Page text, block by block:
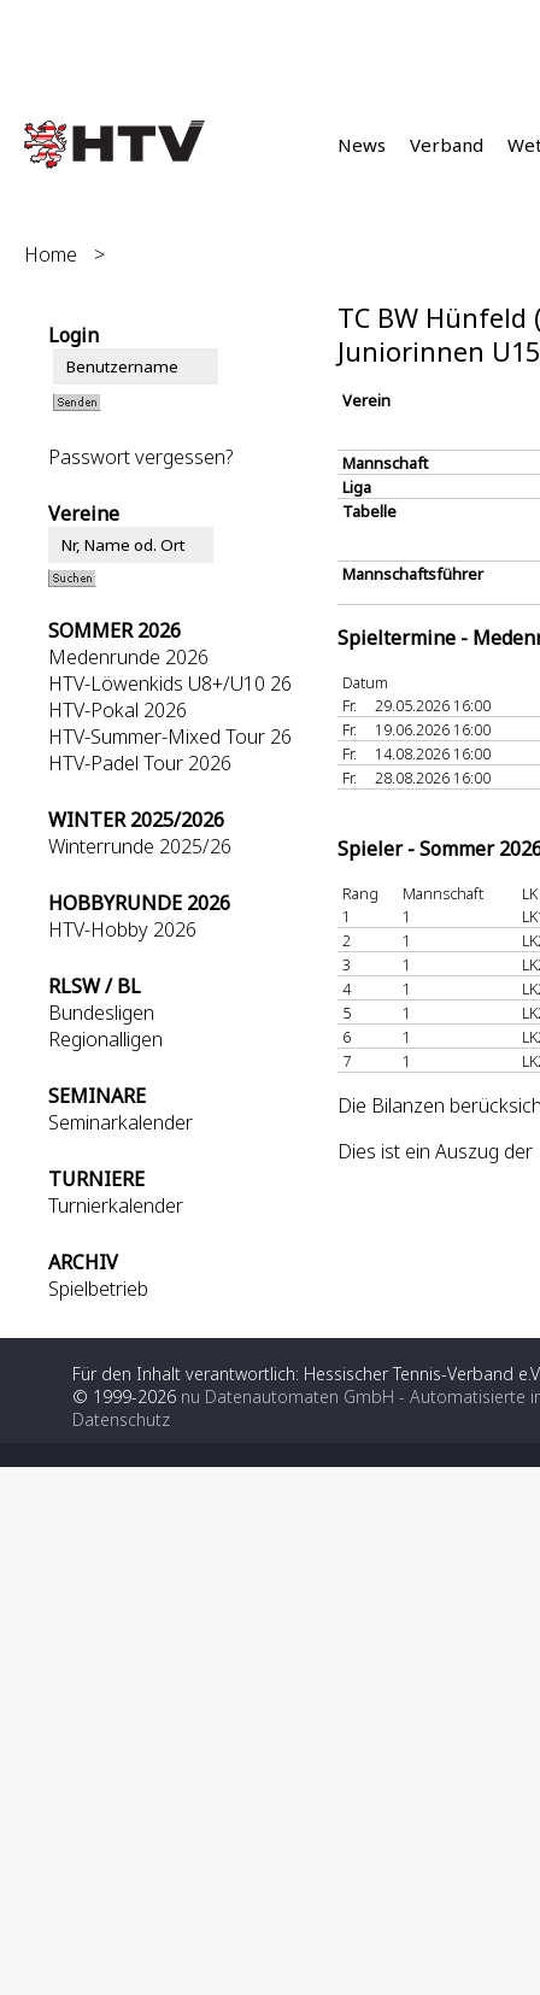
News Verband
Home >
Login
Passwort vergessen?
Vereine
SOMMER 2026
Medenrunde 2026
HTV-Löwenkids U8+/U10 26
HTV-Pokal 2026
HTV-Summer-Mixed Tour 26
HTV-Padel Tour 2026
WINTER 2025/2026
Winterrunde 2025/26
HOBBYRUNDE 2026
HTV-Hobby 2026
RLSW / BL
Bundesligen
Regionalligen
SEMINARE
Seminarkalender
TURNIERE
Turnierkalender
ARCHIV
Spielbetrieb
TC BW Hünfeld
Juniorinnen
Verein
Mannschaft
Liga
Tabelle
Mannschaftsführer
Spieltermine -
Datum
Fr.
29.05.2026 16:00
Fr.
19.06.2026 16:00
Fr.
14.08.2026 16:00
Fr.
28.08.2026 16:00
Spieler - Sommer
Rang Mannschaft
LK
1
1
2
1
3
1
4
1
5
1
6
1
7
1
Die Bilanzen
Dies ist ein Auszug
Für den Inhalt verantwortlich: Hessischer Tennis-Verband
© 1999-2026 nu Datenautomaten GmbH - Automatisierte
Datenschutz